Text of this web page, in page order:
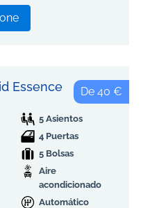
De 40 €
Essence
5 Asientos
4 Puertas
5 Bolsas
Aire
acondicionado
Automático